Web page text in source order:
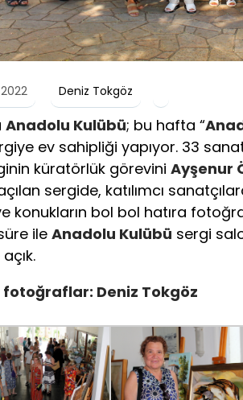
Deniz Tokgöz
Anadolu Kulübü; bu hafta “
ev sahipliği yapıyor. 33
küratörlük görevini Ayşenur
sergide, katılımcı
ve konukların bol bol hatıra
ile Anadolu Kulübü sergi
fotoğraflar: Deniz Tokgöz